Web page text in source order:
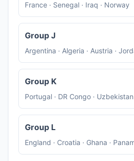
France · Senegal · Iraq · Norway
Group J
Argentina · Algeria · Austria ·
Group K
Portugal · DR Congo ·
Group L
England · Croatia · Ghana ·